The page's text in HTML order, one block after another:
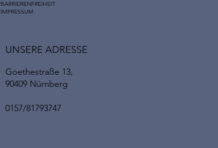
BARRIERENFREIHEIT
IMPRESSUM
UNSERE ADRESSE
Goethestraße 13,
90409 Nürnberg
0157/81793747